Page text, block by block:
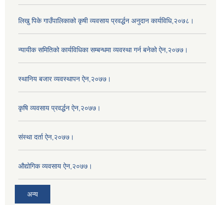
लिखु पिके गाउँपालिकाको कृषी व्यवसाय प्रवर्द्धन अनुदान कार्यविधि,२०७८।
न्यायीक समितिको कार्यविधिका सम्बन्धमा व्यवस्था गर्न बनेको ऐन,२०७७।
स्थानिय बजार व्यवस्थापन ऐन,२०७७।
कृषि व्यवसाय प्रवर्द्धन ऐन,२०७७।
संस्था दर्ता ऐन,२०७७।
औद्योगिक व्यवसाय ऐन,२०७७।
अन्य